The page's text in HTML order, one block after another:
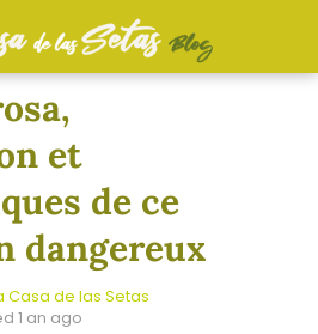
et
de ce
dangereux
Casa de las Setas
1 an ago